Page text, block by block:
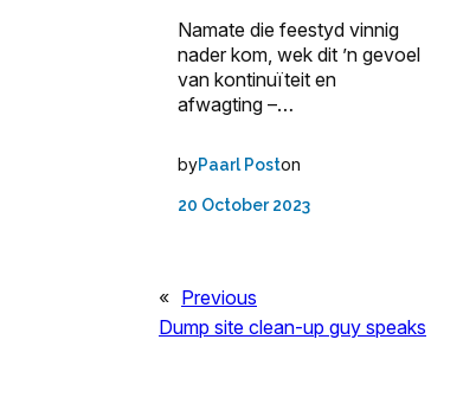
Namate die feestyd vinnig
nader kom, wek dit ’n gevoel
van kontinuïteit en
afwagting –…
byPaarl Poston
20 October 2023
« Previous
Dump site clean-up guy speaks